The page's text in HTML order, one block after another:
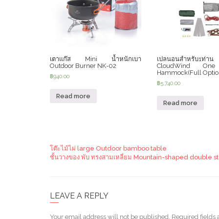
เตาแก๊ส Mini น้ำหนักเบา
Outdoor Burner NK-02
฿940.00
Read more
เปลนอนสำหรับ1ท่าน
CloudWind
Hammock(Full
฿5,740.00
Read more
โต๊ะไม้ไผ่ large Outdoor bamboo table
ชั้นวางของ พับ ทรงสามเหลี่ยม Mountain-shaped double
LEAVE A REPLY
Your email address will not be published. Required fields